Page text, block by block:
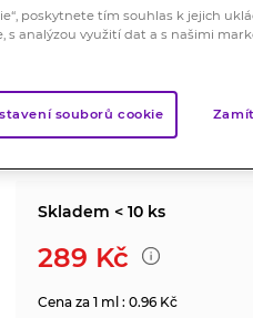
Doplněk stravy
Unikátní kombinace
obranyschopnosti. Skvělá
Značka:Imunit
Hodnocení
Skladem < 10 ks
289 Kč
Cena za 1 ml : 0.96 Kč
poskytnete tím souhlas k jejich
s analýzou využití dat a s našimi
souborů cookie